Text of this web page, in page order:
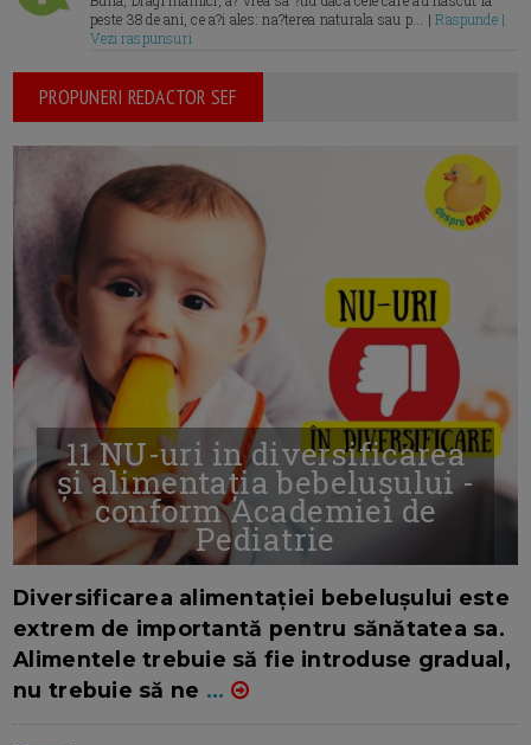
peste 38 de ani, ce a?i ales: na?terea naturala sau p... |Raspunde |
Vezi raspunsuri
PROPUNERI REDACTOR SEF
11 NU-uri in diversificarea
și alimentația bebelușului -
conform Academiei de
Pediatrie
Diversificarea alimentației bebelușului este
extrem de importantă pentru sănătatea sa.
Alimentele trebuie să fie introduse gradual,
nu trebuie să ne ...